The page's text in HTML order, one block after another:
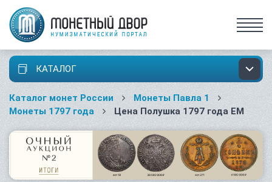
КАТАЛОГ
Каталог монет России
Монеты Павла 1
Монеты 1797 года
Цена Полушка 1797 года ЕМ